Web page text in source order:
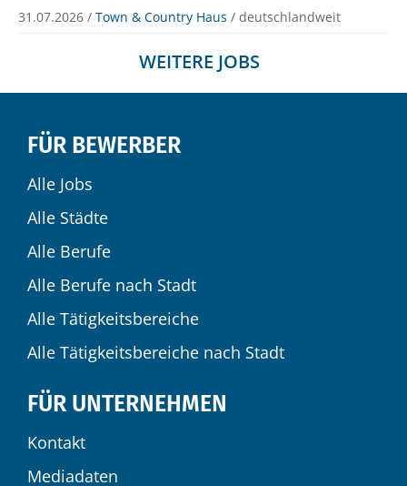
31.07.2026 / Town & Country Haus / deutschlandweit
WEITERE JOBS
FÜR BEWERBER
Alle Jobs
Alle Städte
Alle Berufe
Alle Berufe nach Stadt
Alle Tätigkeitsbereiche
Alle Tätigkeitsbereiche nach Stadt
FÜR UNTERNEHMEN
Kontakt
Mediadaten